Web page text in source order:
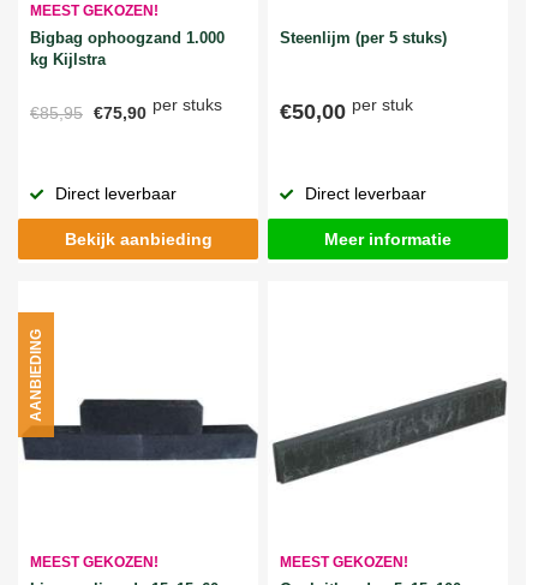
MEEST GEKOZEN!
Bigbag ophoogzand 1.000
kg Kijlstra
€85,95 €75,90 per stuks
Direct leverbaar
Bekijk aanbieding
Steenlijm (per 5 stuks)
€50,00 per stuk
Direct leverbaar
Meer informatie
MEEST GEKOZEN!
AANBIEDING
MEEST GEKOZEN!